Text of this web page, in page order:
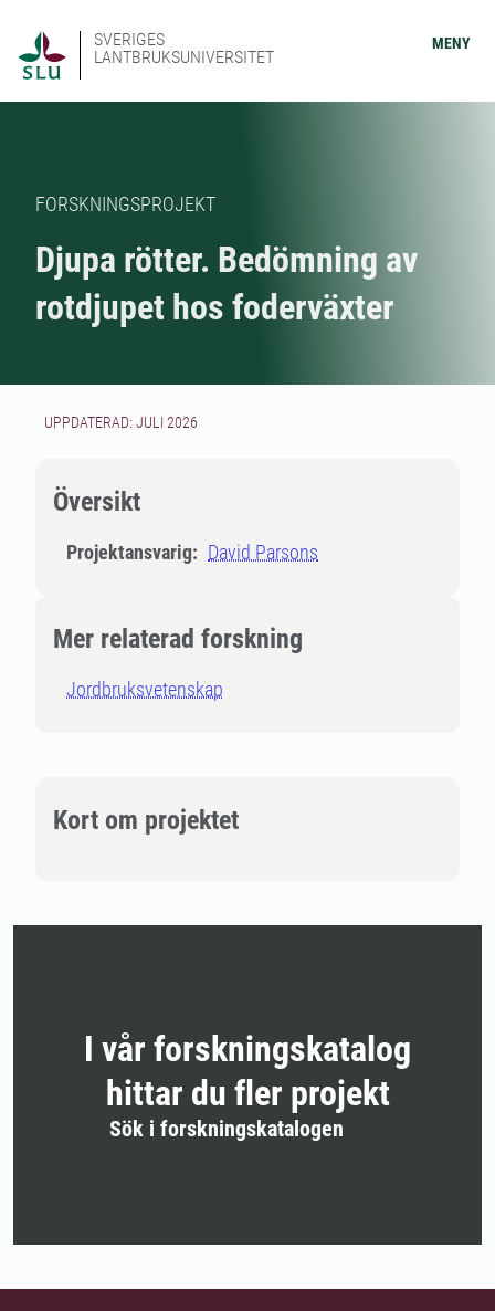
SVERIGES
LANTBRUKSUNIVERSITET
MENY
FORSKNINGSPROJEKT
Djupa rötter. Bedömning av
rotdjupet hos foderväxter
UPPDATERAD: JULI 2026
Översikt
Projektansvarig: David Parsons
Mer relaterad forskning
Jordbruksvetenskap
Kort om projektet
I vår forskningskatalog
hittar du fler projekt
Sök i forskningskatalogen